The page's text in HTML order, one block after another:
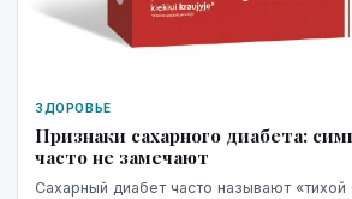
ЗДОРОВЬЕ
Признаки сахарного диабета:
часто не замечают
Сахарный диабет часто называют